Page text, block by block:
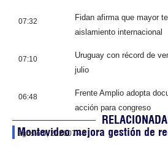
07:32
Fidan afirma que mayor
aislamiento internacional
07:10
Uruguay con récord de
julio
06:48
Frente Amplio adopta
acción para congreso
Montevideo mejora gestión de
agosto 9, 202607:42